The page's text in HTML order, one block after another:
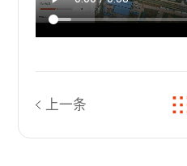
上一条